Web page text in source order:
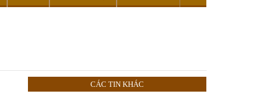
CÁC TIN KHÁC